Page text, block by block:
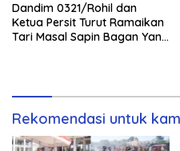
Dandim 0321/Rohil dan
Ketua Persit Turut Ramaikan
Tari Masal Sapin Bagan Yang
Rekomendasi untuk